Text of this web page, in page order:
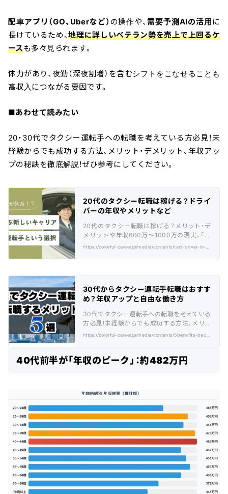
配車アプリ（GO、Uberなど） の操作や、 需要予測AIの活用 に
長けているため、地理に詳しいベテラン勢を売上で上回るケ
ースも多々見られます。
体力があり、夜勤（深夜割増）を含むシフトをこなせることも
高収入につながる要因です。
■あわせて読みたい
20・30代でタクシー運転手への転職を考えている方必見！未
経験からでも成功する方法、メリット・デメリット、年収アッ
プの秘訣を徹底解説！ぜひ参考にしてください。
20代のタクシー転職は稼げる？ドライ
バーの年収やメリットなど
20代のタクシー転職は稼げる？メリット・デ
メリットや年収600万〜1000万の現実、「や
めとけ」の真相を徹底解説します！
https://colorful-career.jp/media/contents/taxi-driver-in-his-20s-2/
30代からタクシー運転手転職はおすす
め？年収アップと自由な働き方
30代でタクシー運転手への転職を考えている
方必見！未経験からでも成功する方法、メリッ
ト・デメリット、年収アップの秘訣を徹底解https://colorful-career.jp/media/contents/5benefits-become-taxi-driver-30s/
40代前半が「年収のピーク」：約482万円